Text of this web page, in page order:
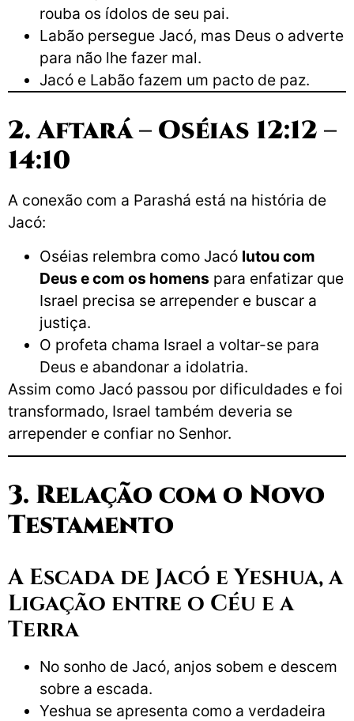
rouba os ídolos de seu pai.
Labão persegue Jacó, mas Deus o adverte
para não lhe fazer mal.
Jacó e Labão fazem um pacto de paz.
2. Aftará – Oséias 12:12 –
14:10
A conexão com a Parashá está na história de
Jacó:
Oséias relembra como Jacó lutou com
Deus e com os homens para enfatizar que
Israel precisa se arrepender e buscar a
justiça.
O profeta chama Israel a voltar-se para
Deus e abandonar a idolatria.
Assim como Jacó passou por dificuldades e foi
transformado, Israel também deveria se
arrepender e confiar no Senhor.
3. Relação com o Novo
Testamento
A Escada de Jacó e Yeshua, a
Ligação entre o Céu e a
Terra
No sonho de Jacó, anjos sobem e descem
sobre a escada.
Yeshua se apresenta como a verdadeira